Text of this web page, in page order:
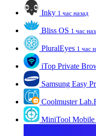
Inky 1 час назад
Bliss OS 1 час
PluralEyes 1 час
iTop Private
Samsung Easy
Coolmuster
MiniTool Mobile